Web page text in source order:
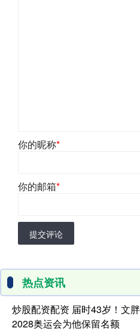
你的昵称*
你的邮箱*
提交评论
热点资讯
炒股配资配资 届时43岁！文
2028奥运会为他保留名额